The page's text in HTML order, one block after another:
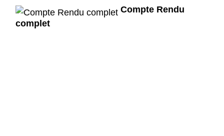
Compte Rendu
complet